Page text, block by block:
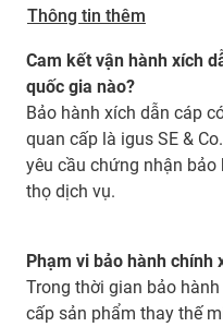
Thông tin thêm
Cam kết vận hành xích
quốc gia nào?
Bảo hành xích dẫn cáp
quan cấp là igus SE &
yêu cầu chứng nhận
thọ dịch vụ.
Phạm vi bảo hành chính
Trong thời gian bảo
cấp sản phẩm thay thế